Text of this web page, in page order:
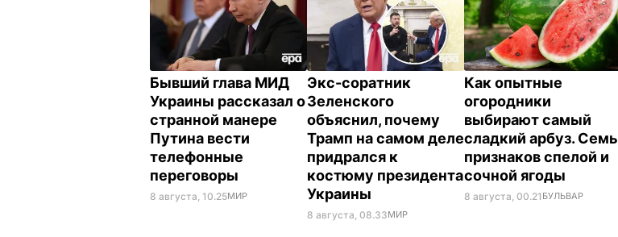
Бывший глава МИД
Украины рассказал о
странной манере
Путина вести
телефонные
переговоры
8 августа, 10.25МИР
Экс-соратник
Зеленского
объяснил, почему
Трамп на самом деле
придрался к
костюму президента
Украины
8 августа, 08.33МИР
Как опытные
огородники
выбирают самый
сладкий арбуз. Семь
признаков спелой и
сочной ягоды
8 августа, 00.21 БУЛЬВАР